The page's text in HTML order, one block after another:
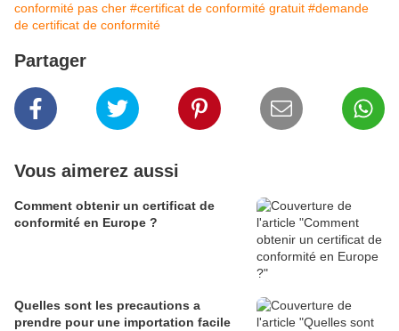
conformité pas cher #certificat de conformité gratuit #demande
de certificat de conformité
Partager
Vous aimerez aussi
Comment obtenir un certificat de
conformité en Europe ?
Quelles sont les precautions a
prendre pour une importation facile